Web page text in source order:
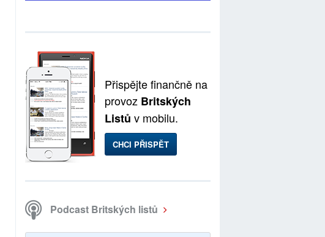
Přispějte finančně na
provoz Britských
Listů v mobilu.
CHCI PŘISPĚT
Podcast Britských listů